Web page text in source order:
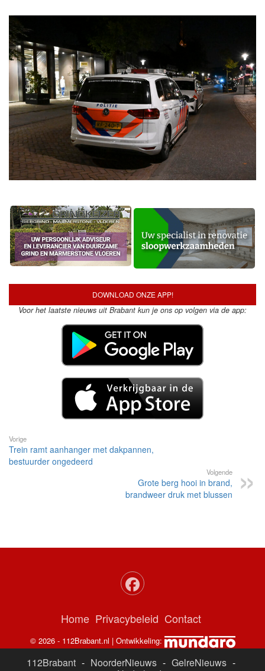
DOWNLOAD ONZE APP!
Voor het laatste nieuws uit Brabant kun je ons op volgen via de app:
Vorige
Trein ramt aanhanger met dakpannen,
bestuurder ongedeerd
Volgende
Grote berg hooi in brand,
brandweer druk met blussen
Home Privacybeleid Contact
© 2026 - 112Brabant.nl | Ontwikkeling:
112Brabant - NoorderNieuws - GelreNieuws -